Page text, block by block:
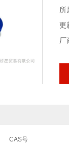
所
更
厂
CAS号